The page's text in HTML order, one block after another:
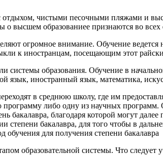
чистыми песочными пляжами и
о высшем образованиее признаются во всех
огромное внимание. Обучение
к иностранцам, посещающим этот
системы образования. Обучение в
язык, иностранный язык, математика,
в среднюю школу, где им
либо одну из научных
бакалавра, благодаря которой могут
степени бакалавра, для того чтобы в
обучения для получения степени бакалавра
образовательной системы. Что